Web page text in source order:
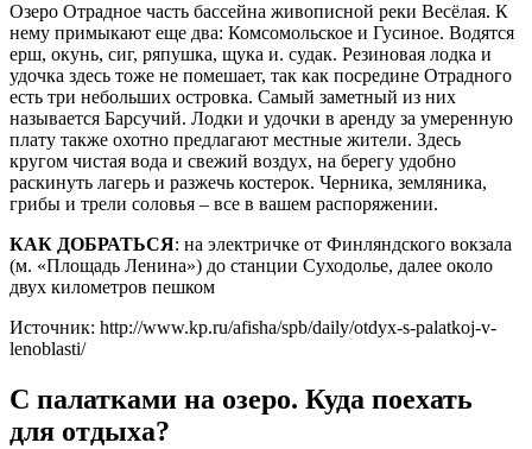
Озеро Отрадное часть бассейна живописной реки Весёлая. К
нему примыкают еще два: Комсомольское и Гусиное. Водятся
ерш, окунь, сиг, ряпушка, щука и. судак. Резиновая лодка и
удочка здесь тоже не помешает, так как посредине Отрадного
есть три небольших островка. Самый заметный из них
называется Барсучий. Лодки и удочки в аренду за умеренную
плату также охотно предлагают местные жители. Здесь
кругом чистая вода и свежий воздух, на берегу удобно
раскинуть лагерь и разжечь костерок. Черника, земляника,
грибы и трели соловья – все в вашем распоряжении.
КАК ДОБРАТЬСЯ: на электричке от Финляндского вокзала
(м. «Площадь Ленина») до станции Суходолье, далее около
двух километров пешком
Источник: http://www.kp.ru/afisha/spb/daily/otdyx-s-palatkoj-v-
lenoblasti/
С палатками на озеро. Куда поехать
для отдыха?